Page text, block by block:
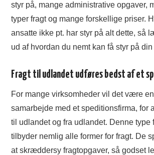
styr på, mange administrative opgaver,
typer fragt og mange forskellige priser.
ansatte ikke pt. har styr på alt dette, så
ud af hvordan du nemt kan få styr på din
Fragt til udlandet udføres bedst af et
For mange virksomheder vil det være
samarbejde med et speditionsfirma, for
til udlandet og fra udlandet. Denne type
tilbyder nemlig alle former for fragt. De
at skræddersy fragtopgaver, så godset